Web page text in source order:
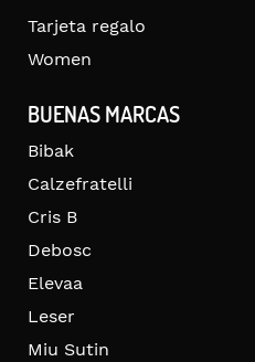
Tarjeta regalo
Women
BUENAS MARCAS
Bibak
Calzefratelli
Cris B
Debosc
Elevaa
Leser
Miu Sutin